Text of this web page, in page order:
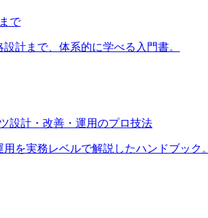
で
計まで、体系的に学べる入門書。
設計・改善・運用のプロ技法
を実務レベルで解説したハンドブック。